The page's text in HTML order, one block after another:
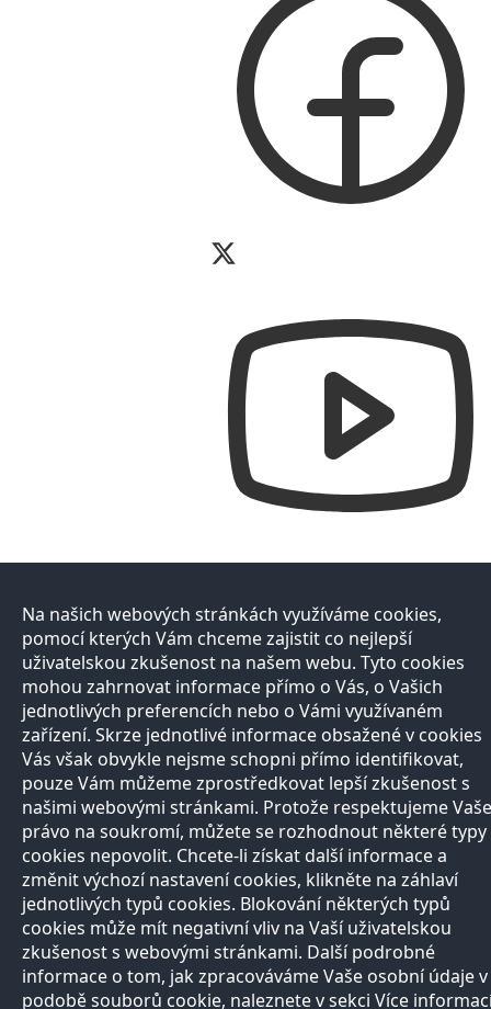
Na našich webových stránkách využíváme cookies,
pomocí kterých Vám chceme zajistit co nejlepší
uživatelskou zkušenost na našem webu. Tyto cookies
mohou zahrnovat informace přímo o Vás, o Vašich
jednotlivých preferencích nebo o Vámi využívaném
zařízení. Skrze jednotlivé informace obsažené v cookies
Vás však obvykle nejsme schopni přímo identifikovat,
pouze Vám můžeme zprostředkovat lepší zkušenost s
našimi webovými stránkami. Protože respektujeme Vaše
právo na soukromí, můžete se rozhodnout některé typy
cookies nepovolit. Chcete-li získat další informace a
změnit výchozí nastavení cookies, klikněte na záhlaví
jednotlivých typů cookies. Blokování některých typů
cookies může mít negativní vliv na Vaší uživatelskou
zkušenost s webovými stránkami. Další podrobné
informace o tom, jak zpracováváme Vaše osobní údaje v
podobě souborů cookie, naleznete v sekci Více